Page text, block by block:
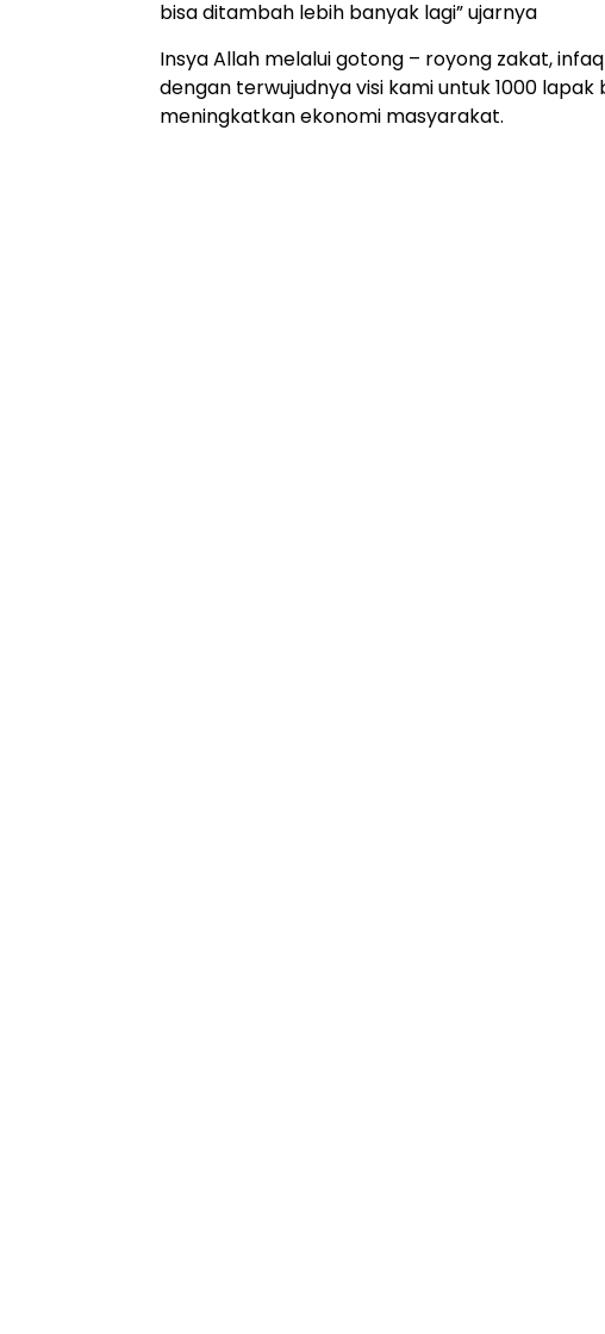
bisa ditambah lebih banyak lagi” ujarnya
Insya Allah melalui gotong – royong zakat,
dengan terwujudnya visi kami untuk 1000
meningkatkan ekonomi masyarakat.